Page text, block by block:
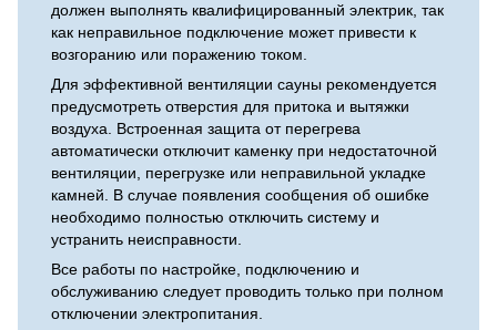
должен выполнять квалифицированный электрик, так
как неправильное подключение может привести к
возгоранию или поражению током.
Для эффективной вентиляции сауны рекомендуется
предусмотреть отверстия для притока и вытяжки
воздуха. Встроенная защита от перегрева
автоматически отключит каменку при недостаточной
вентиляции, перегрузке или неправильной укладке
камней. В случае появления сообщения об ошибке
необходимо полностью отключить систему и
устранить неисправности.
Все работы по настройке, подключению и
обслуживанию следует проводить только при полном
отключении электропитания.